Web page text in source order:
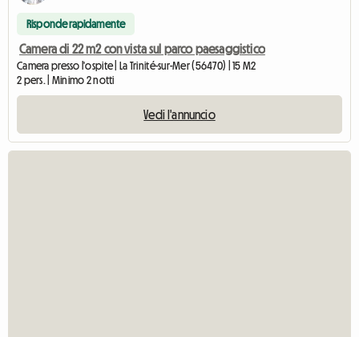
Risponde rapidamente
Camera di 22 m2 con vista sul parco paesaggistico
Camera presso l'ospite | La Trinité-sur-Mer (56470) | 15 M2
2 pers. | Minimo 2 notti
Vedi l'annuncio